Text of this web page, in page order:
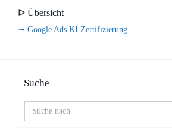
ᐅ Übersicht
➟ Google Ads KI Zertifizierung
Suche